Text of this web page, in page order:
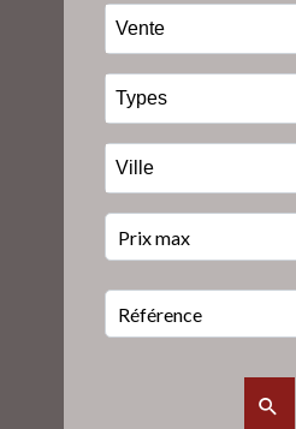
Vente
Types
Ville